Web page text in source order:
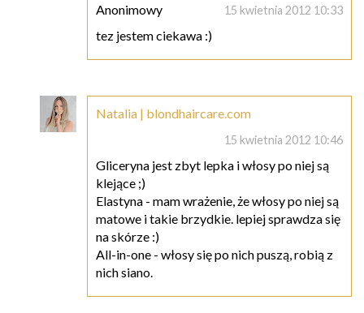
Anonimowy 15 kwietnia 2012 10:33
tez jestem ciekawa :)
Natalia | blondhaircare.com
15 kwietnia 2012 10:46
Gliceryna jest zbyt lepka i włosy po niej są
klejące ;)
Elastyna - mam wrażenie, że włosy po niej są
matowe i takie brzydkie. lepiej sprawdza się
na skórze :)
All-in-one - włosy się po nich puszą, robią z
nich siano.